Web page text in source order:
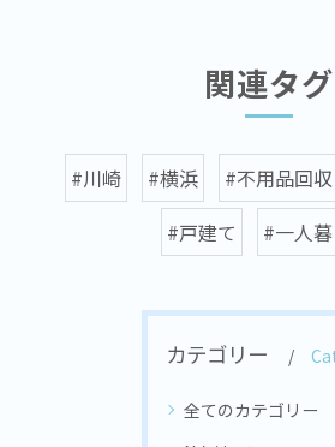
関連タグ
#川崎 #横浜 #不用品回収
#戸建て
#一人
カテゴリー
全てのカテゴリー